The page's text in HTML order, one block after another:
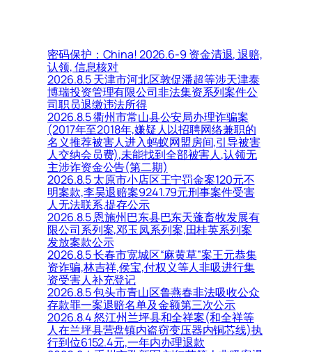
密码保护：China! 2026.6-9 资金清退, 退赔,
认领, 信息核对
2026.8.5 天津市河北区敦促潘超等涉天津泰
博瑞投资管理有限公司非法集资系列案件公
司职员退缴违法所得
2026.8.5 衢州市常山县公安局办理诈骗案
(2017年至2018年,嫌疑人以招聘网络兼职的
名义推荐被害人进入蚂蚁网盟房间,引导被害
人交纳会员费),未能找到全部被害人,认领无
主涉诈资金公告(第二期)
2026.8.5 太原市小店区王宁罚金案120元不
明案款,李昊退赔案9241.79元刑事案件受害
人无法联系,提存公示
2026.8.5 恩施州巴东县巴东天蓬畜牧发展有
限公司系列案,邓玉凤系列案,田桂英系列案
发放案款公示
2026.8.5 长春市宽城区“麻黄草”案王元恭集
资诈骗,林吉祥,侯宝,付权义等人非吸进行集
资受害人补充登记
2026.8.5 包头市青山区鲁燕春非法吸收公众
存款罪一案退赔名单及金额第三次公示
2026.8.4 怒江州兰坪县和全祥案(和全祥等
人在兰坪县营盘镇内盗窃变压器内铜芯线)执
行到位6152.4元,一年内办理退款